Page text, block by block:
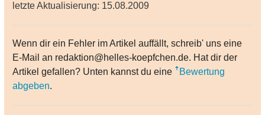
letzte Aktualisierung: 15.08.2009
Wenn dir ein Fehler im Artikel auffällt, schreib' uns eine
E-Mail an redaktion@helles-koepfchen.de. Hat dir der
Artikel gefallen? Unten kannst du eine
Bewertung
abgeben.